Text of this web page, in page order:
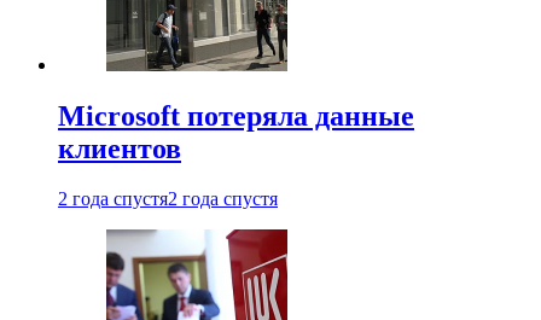
Microsoft потеряла данные
клиентов
2 года спустя2 года спустя